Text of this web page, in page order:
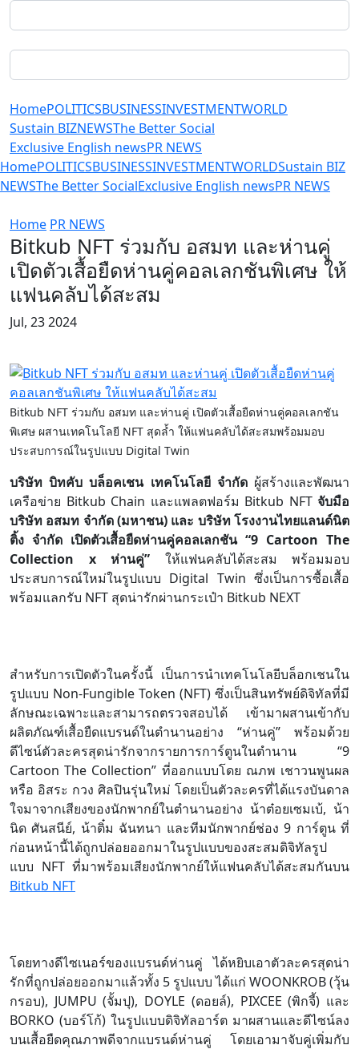
HomePOLITICSBUSINESSINVESTMENTWORLD
Sustain BIZNEWSThe Better Social
Exclusive English newsPR NEWS
HomePOLITICSBUSINESSINVESTMENTWORLDSustain BIZ
NEWSThe Better SocialExclusive English newsPR NEWS
Home PR NEWS
Bitkub NFT ร่วมกับ อสมท และห่านคู่
เปิดตัวเสื้อยืดห่านคู่คอลเลกชันพิเศษ ให้
แฟนคลับได้สะสม
Jul, 23 2024
Bitkub NFT ร่วมกับ อสมท และห่านคู่ เปิดตัวเสื้อยืดห่านคู่คอลเลกชัน
พิเศษ ผสานเทคโนโลยี NFT สุดล้ำ ให้แฟนคลับได้สะสมพร้อมมอบ
ประสบการณ์ในรูปแบบ Digital Twin
บริษัท บิทคับ บล็อคเชน เทคโนโลยี จำกัดผู้สร้างและพัฒนา
เครือข่าย Bitkub Chain และแพลตฟอร์ม Bitkub NFT จับมือ
บริษัท อสมท จำกัด (มหาชน) และ บริษัท โรงงานไทยแลนด์นิต
ติ้ง จำกัด เปิดตัวเสื้อยืดห่านคู่คอลเลกชัน “9 Cartoon The
Collection x ห่านคู่” ให้แฟนคลับได้สะสม พร้อมมอบ
ประสบการณ์ใหม่ในรูปแบบ Digital Twin ซึ่งเป็นการซื้อเสื้อ
พร้อมแลกรับ NFT สุดน่ารักผ่านกระเป๋า Bitkub NEXT
สำหรับการเปิดตัวในครั้งนี้ เป็นการนำเทคโนโลยีบล็อกเชนใน
รูปแบบ Non-Fungible Token (NFT) ซึ่งเป็นสินทรัพย์ดิจิทัลที่มี
ลักษณะเฉพาะและสามารถตรวจสอบได้ เข้ามาผสานเข้ากับ
ผลิตภัณฑ์เสื้อยืดแบรนด์ในตำนานอย่าง “ห่านคู่” พร้อมด้วย
ดีไซน์ตัวละครสุดน่ารักจากรายการการ์ตูนในตำนาน “9
Cartoon The Collection” ที่ออกแบบโดย ณภพ เชาวนพูนผล
หรือ อิสระ กวง ศิลปินรุ่นใหม่ โดยเป็นตัวละครที่ได้แรงบันดาล
ใจมาจากเสียงของนักพากย์ในตำนานอย่าง น้าต๋อยเซมเบ้, น้า
นิด ศันสนีย์, น้าติ๋ม ฉันทนา และทีมนักพากย์ช่อง 9 การ์ตูน ที่
ก่อนหน้านี้ได้ถูกปล่อยออกมาในรูปแบบของสะสมดิจิทัลรูป
แบบ NFT ที่มาพร้อมเสียงนักพากย์ให้แฟนคลับได้สะสมกันบน
Bitkub NFT
โดยทางดีไซเนอร์ของแบรนด์ห่านคู่ ได้หยิบเอาตัวละครสุดน่า
รักที่ถูกปล่อยออกมาแล้วทั้ง 5 รูปแบบ ได้แก่ WOONKROB (วุ้น
กรอบ), JUMPU (จั้มปุ), DOYLE (ดอยล์), PIXCEE (พิกจี้) และ
BORKO (บอร์โก้) ในรูปแบบดิจิทัลอาร์ต มาผสานและดีไซน์ลง
บนเสื้อยืดคุณภาพดีจากแบรนด์ห่านคู่ โดยเอามาจับคู่เพิ่มกับ